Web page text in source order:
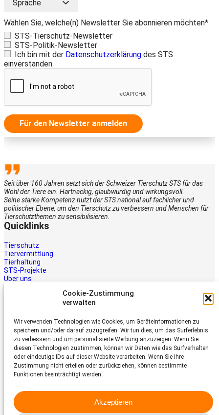
Cookie-Zustimmung
verwalten
Wir verwenden Technologien wie Cookies, um Geräteinformationen zu
speichern und/oder darauf zuzugreifen. Wir tun dies, um das Surferlebnis
zu verbessern und um personalisierte Werbung anzuzeigen. Wenn Sie
diesen Technologien zustimmen, können wir Daten wie das Surfverhalten
oder eindeutige IDs auf dieser Website verarbeiten. Wenn Sie Ihre
Zustimmung nicht erteilen oder zurückziehen, können bestimmte
Funktionen beeinträchtigt werden.
Akzeptieren
Wählen Sie, welche(n) Newsletter Sie abonnieren möchten*
STS-Tierschutz-Newsletter
STS-Politik-Newsletter
Ich bin mit der Datenschutzerklärung des STS
einverstanden.
Für den Newsletter anmelden
Seit über 160 Jahren setzt sich der Schweizer Tierschutz STS für das
Wohl der Tiere ein. Hartnäckig, glaubwürdig und wirkungsvoll.
Seine starke Kompetenz nutzt der STS national auf fachlicher und
politischer Ebene, um den Tierschutz zu verbessern und Menschen für
Tierschutzthemen zu sensibilisieren.
Quicklinks
Tierschutz
Tiervermittlung
Tierhaltung
STS-Projekte
Über uns
Tiere brauchen Hilfe – auch Ihre.
Unterstützen Sie die Arbeit des
Schweizer Tierschutz STS.
Jetzt spenden
Schweizer Tierschutz STS
CH-4053 Basel